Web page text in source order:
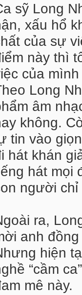
sỹ Long
xấu hổ
của sự
này thì
của
Long
âm
không.
tin vào
hát khán
hát mọi
người
ra,
anh
hiện
“cầm
mê này.